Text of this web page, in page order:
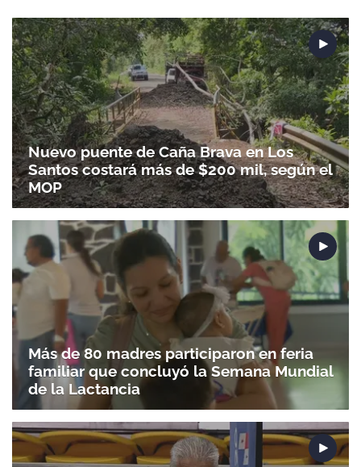
Nuevo puente de Caña Brava en Los
Santos costará más de $200 mil, según el
MOP
Más de 80 madres participaron en feria
familiar que concluyó la Semana Mundial
de la Lactancia